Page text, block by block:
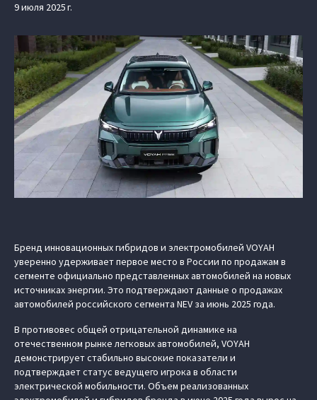
9 июля 2025 г.
Бренд инновационных гибридов и электромобилей VOYAH
уверенно удерживает первое место в России по продажам в
сегменте официально представленных автомобилей на новых
источниках энергии. Это подтверждают данные о продажах
автомобилей российского сегмента NEV за июнь 2025 года.
В противовес общей отрицательной динамике на
отечественном рынке легковых автомобилей, VOYAH
демонстрирует стабильно высокие показатели и
подтверждает статус ведущего игрока в области
электрической мобильности. Объем реализованных